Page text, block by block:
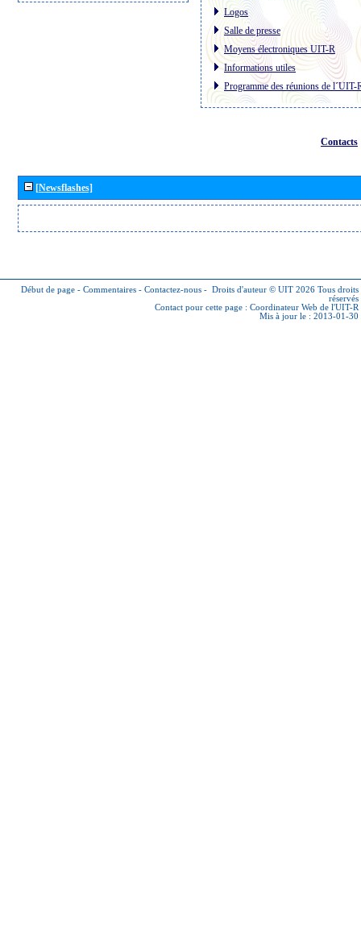
Logos
Salle de presse
Moyens électroniques UIT-R
Informations utiles
Programme des réunions de l´UIT-
Contacts
[Newsflashes]
Début de page - Commentaires - Contactez-nous - Droits d'auteur © UIT 2026 Tous droits
réservés
Contact pour cette page : Coordinateur Web de l'UIT-R
Mis à jour le : 2013-01-30